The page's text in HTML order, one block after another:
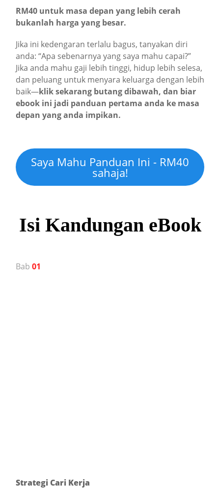
RM40 untuk masa depan yang lebih cerah
bukanlah harga yang besar.
Jika ini kedengaran terlalu bagus, tanyakan diri
anda: “Apa sebenarnya yang saya mahu capai?”
Jika anda mahu gaji lebih tinggi, hidup lebih selesa,
dan peluang untuk menyara keluarga dengan lebih
baik—klik sekarang butang dibawah, dan biar
ebook ini jadi panduan pertama anda ke masa
depan yang anda impikan.
Saya Mahu Panduan Ini - RM40
sahaja!
Isi Kandungan eBook
Bab 01
Strategi Cari Kerja